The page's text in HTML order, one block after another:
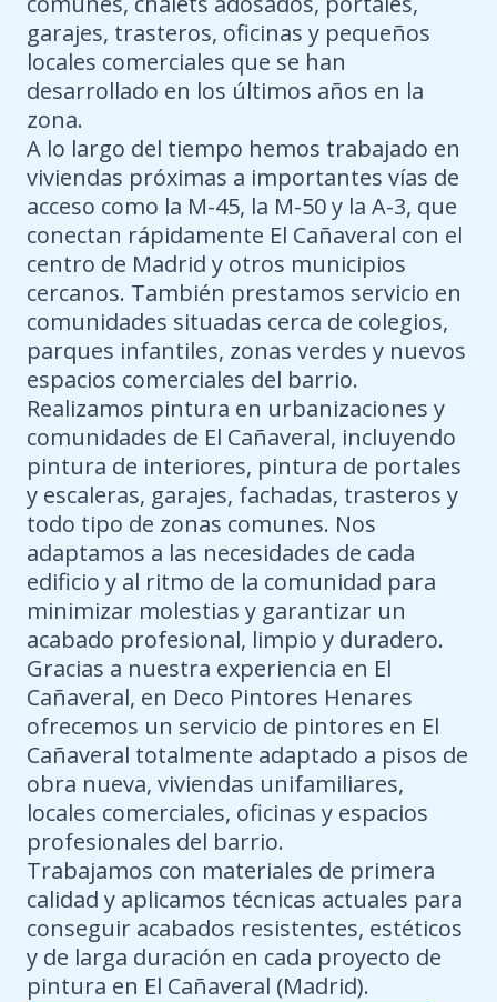
garajes, trasteros, oficinas y pequeños
locales comerciales que se han
desarrollado en los últimos años en la
zona.
A lo largo del tiempo hemos trabajado en
viviendas próximas a importantes vías de
acceso como la M-45, la M-50 y la A-3, que
conectan rápidamente El Cañaveral con el
centro de Madrid y otros municipios
cercanos. También prestamos servicio en
comunidades situadas cerca de colegios,
parques infantiles, zonas verdes y nuevos
espacios comerciales del barrio.
Realizamos pintura en urbanizaciones y
comunidades de El Cañaveral, incluyendo
pintura de interiores, pintura de portales
y escaleras, garajes, fachadas, trasteros y
todo tipo de zonas comunes. Nos
adaptamos a las necesidades de cada
edificio y al ritmo de la comunidad para
minimizar molestias y garantizar un
acabado profesional, limpio y duradero.
Gracias a nuestra experiencia en El
Cañaveral, en Deco Pintores Henares
ofrecemos un servicio de pintores en El
Cañaveral totalmente adaptado a pisos de
obra nueva, viviendas unifamiliares,
locales comerciales, oficinas y espacios
profesionales del barrio.
Trabajamos con materiales de primera
calidad y aplicamos técnicas actuales para
conseguir acabados resistentes, estéticos
y de larga duración en cada proyecto de
pintura en El Cañaveral (Madrid).